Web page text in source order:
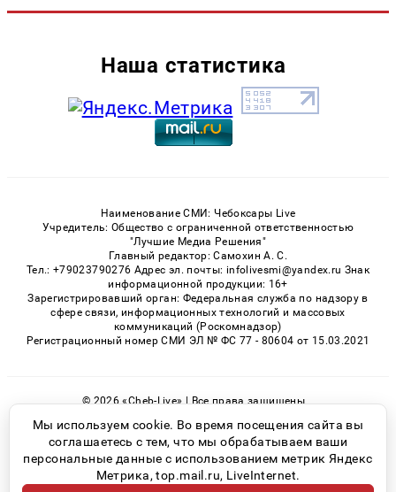
Наша статистика
Наименование СМИ: Чебоксары Live
Учредитель: Общество с ограниченной ответственностью
"Лучшие Медиа Решения"
Главный редактор: Самохин А. С.
Тел.: +79023790276 Адрес эл. почты: infolivesmi@yandex.ru Знак
информационной продукции: 16+
Зарегистрировавший орган: Федеральная служба по надзору в
сфере связи, информационных технологий и массовых
коммуникаций (Роскомнадзор)
Регистрационный номер СМИ ЭЛ № ФС 77 - 80604 от 15.03.2021
© 2026 «Cheb-Live» | Все права защищены
Возрастная категория сайта 16+
Политика конфиденциальности
Мы используем cookie. Во время посещения сайта вы
соглашаетесь с тем, что мы обрабатываем ваши
персональные данные с использованием метрик Яндекс
Метрика, top.mail.ru, LiveInternet.